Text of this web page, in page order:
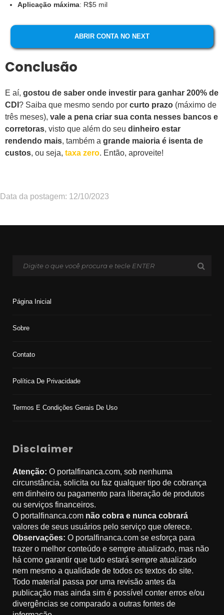
Aplicação máxima: R$5 mil
ABRIR CONTA NO NEXT
Conclusão
E aí, gostou de saber onde investir para ganhar 200% de
CDI ? Saiba que mesmo sendo por curto prazo (máximo de
três meses), vale a pena criar sua conta nesses bancos e
corretoras, visto que além do seu dinheiro estar
rendendo mais, também a grande maioria é isenta de
custos, ou seja, taxa zero. Então, aproveite!
Data da postagem: 12/10/2023
Página Inicial
Sobre
Contato
Política De Privacidade
Termos E Condições Gerais De Uso
Disclaimer
Atenção: O portalfinanca.com, sob nenhuma
circunstância, solicita ou faz qualquer tipo de cobrança
em dinheiro ou pagamento para liberação de produtos
ou serviços financeiros.
O portalfinanca.com não cobra e nunca cobrará
valores de seus usuários pelo serviço que oferece.
Observações: O portalfinanca.com se esforça para
trazer o melhor conteúdo e sempre atualizado, mas não
há como garantir que tudo estará sempre atualizado
nem mesmo a qualidade de todos os textos do site.
Todo material passa por uma revisão antes da
publicação mas ainda sim é possível conter erros e/ou
divergências se comparado a outras fontes de